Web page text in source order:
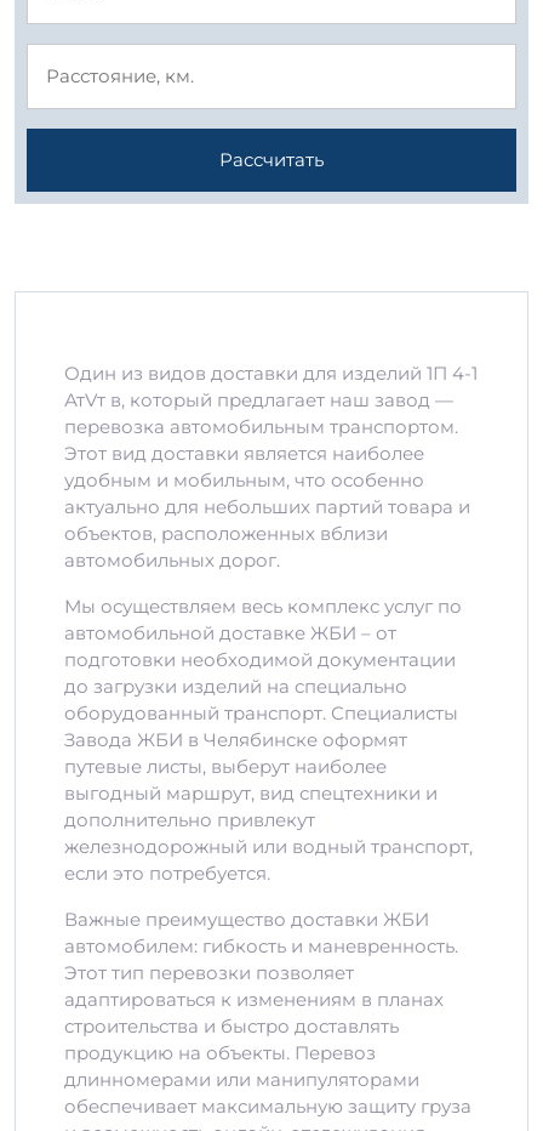
Рассчитать
Один из видов доставки для изделий 1П 4-1
АтVт в, который предлагает наш завод —
перевозка автомобильным транспортом.
Этот вид доставки является наиболее
удобным и мобильным, что особенно
актуально для небольших партий товара и
объектов, расположенных вблизи
автомобильных дорог.
Мы осуществляем весь комплекс услуг по
автомобильной доставке ЖБИ – от
подготовки необходимой документации
до загрузки изделий на специально
оборудованный транспорт. Специалисты
Завода ЖБИ в Челябинске оформят
путевые листы, выберут наиболее
выгодный маршрут, вид спецтехники и
дополнительно привлекут
железнодорожный или водный транспорт,
если это потребуется.
Важные преимущество доставки ЖБИ
автомобилем: гибкость и маневренность.
Этот тип перевозки позволяет
адаптироваться к изменениям в планах
строительства и быстро доставлять
продукцию на объекты. Перевоз
длинномерами или манипуляторами
обеспечивает максимальную защиту груза